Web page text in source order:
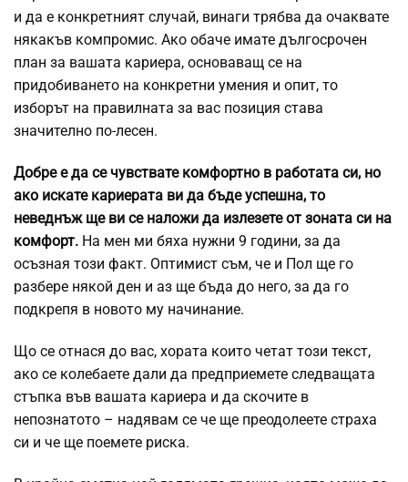
и да е конкретният случай, винаги трябва да очаквате
някакъв компромис. Ако обаче имате дългосрочен
план за вашата кариера, основаващ се на
придобиването на конкретни умения и опит, то
изборът на правилната за вас позиция става
значително по-лесен.
Добре е да се чувствате комфортно в работата си, но
ако искате кариерата ви да бъде успешна, то
неведнъж ще ви се наложи да излезете от зоната си на
комфорт. На мен ми бяха нужни 9 години, за да
осъзная този факт. Оптимист съм, че и Пол ще го
разбере някой ден и аз ще бъда до него, за да го
подкрепя в новото му начинание.
Що се отнася до вас, хората които четат този текст,
ако се колебаете дали да предприемете следващата
стъпка във вашата кариера и да скочите в
непознатото – надявам се че ще преодолеете страха
си и че ще поемете риска.